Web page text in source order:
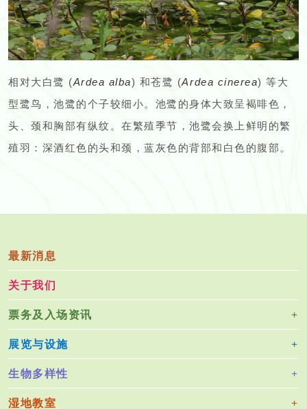
相对大白鹭 (Ardea alba) 和苍鹭 (Ardea cinerea) 等大
型鹭鸟，池鹭的个子较细小。池鹭的身体大致呈褐啡色，
头、颈和胸部有纵纹。在繁殖季节，池鹭会换上鲜明的繁
殖羽：深酒红色的头和颈，蓝灰色的背部和白色的腹部。
最新消息
关于我们
票务及入场资讯
展览与设施
生物多样性
湿地教室